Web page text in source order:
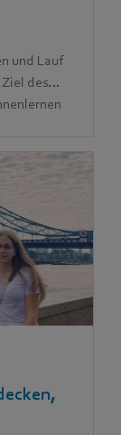
und Lauf
des